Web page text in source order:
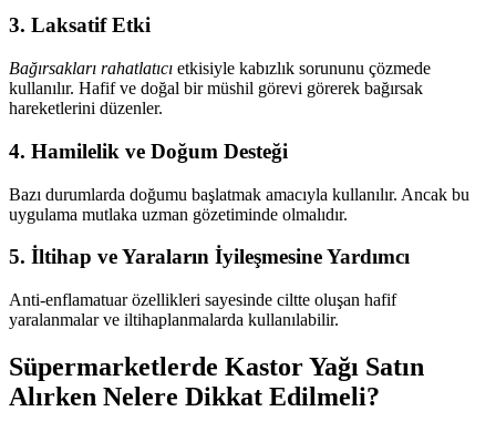
3. Laksatif Etki
Bağırsakları rahatlatıcı etkisiyle kabızlık sorununu çözmede
kullanılır. Hafif ve doğal bir müshil görevi görerek bağırsak
hareketlerini düzenler.
4. Hamilelik ve Doğum Desteği
Bazı durumlarda doğumu başlatmak amacıyla kullanılır. Ancak bu
uygulama mutlaka uzman gözetiminde olmalıdır.
5. İltihap ve Yaraların İyileşmesine Yardımcı
Anti-enflamatuar özellikleri sayesinde ciltte oluşan hafif
yaralanmalar ve iltihaplanmalarda kullanılabilir.
Süpermarketlerde Kastor Yağı Satın
Alırken Nelere Dikkat Edilmeli?